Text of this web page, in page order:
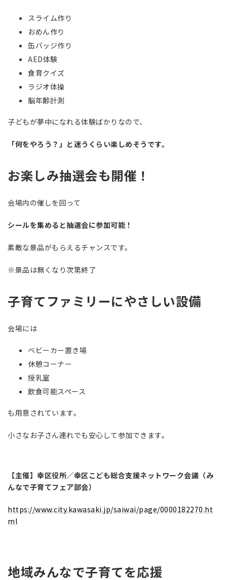
スライム作り
おめん作り
缶バッジ作り
AED体験
食育クイズ
ラジオ体操
脳年齢計測
子どもが夢中になれる体験ばかりなので、
「何をやろう？」と迷うくらい楽しめそうです。
お楽しみ抽選会も開催！
会場内の催しを回って
シールを集めると抽選会に参加可能！
素敵な景品がもらえるチャンスです。
※景品は無くなり次第終了
子育てファミリーにやさしい設備
会場には
ベビーカー置き場
休憩コーナー
授乳室
飲食可能スペース
も用意されています。
小さなお子さん連れでも安心して参加できます。
【主催】幸区役所／幸区こども総合支援ネットワーク会議（み
んなで子育てフェア部会）
https://www.city.kawasaki.jp/saiwai/page/0000182270.ht
ml
地域みんなで子育てを応援